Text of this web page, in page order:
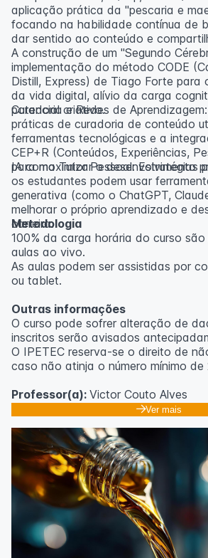
aplicação prática da "pescaria e
focando na habilidade contínua de
dar sentido ao conteúdo e
A construção de um "Segundo
implementação do método CODE
Distill, Express) de Tiago Forte para
da vida digital, alívio da carga
potencial criativo.
Curadoria e Redes de
práticas de curadoria de conteúdo
ferramentas tecnológicas e a
CEP+R (Conteúdos, Experiências,
para maximizar o desenvolvimento
IA como Tutor Pessoal: Estratégias
os estudantes podem usar
generativa (como o ChatGPT,
melhorar o próprio aprendizado e
carreira.
Metodologia
100% da carga horária do curso
aulas ao vivo.
As aulas podem ser assistidas por
ou tablet.
Outras informações
O curso pode sofrer alteração de
inscritos serão avisados
O IPETEC reserva-se o direito de
caso não atinja o número mínimo de
Professor(a): Victor Couto Alves
Ver mais